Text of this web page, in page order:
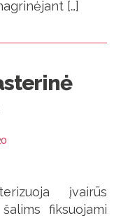
[…]
įvairūs
fiksuojami